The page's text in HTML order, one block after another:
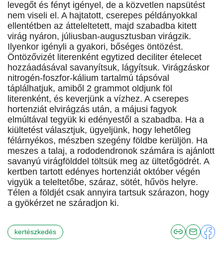
levegőt és fényt igényel, de a közvetlen napsütést
nem viseli el. A hajtatott, cserepes példányokkal
ellentétben az átteleltetett, majd szabadba kitett
virág nyáron, júliusban-augusztusban virágzik.
Ilyenkor igényli a gyakori, bőséges öntözést.
Öntözővizét literenként egytized deciliter ételecet
hozzáadásával savanyítsuk, lágyítsuk. Virágzáskor
nitrogén-foszfor-kálium tartalmú tápsóval
táplálhatjuk, amiből 2 grammot oldjunk föl
literenként, és keverjünk a vízhez. A cserepes
hortenziát elvirágzás után, a májusi fagyok
elmúltával tegyük ki edényestől a szabadba. Ha a
kiültetést választjuk, ügyeljünk, hogy lehetőleg
félárnyékos, mészben szegény földbe kerüljön. Ha
meszes a talaj, a rododendronok számára is ajánlott
savanyú virágfölddel töltsük meg az ültetőgödrét. A
kertben tartott edényes hortenziát október végén
vigyük a teleltetőbe, száraz, sötét, hűvös helyre.
Télen a földjét csak annyira tartsuk szárazon, hogy
a gyökérzet ne száradjon ki.
kertészkedés